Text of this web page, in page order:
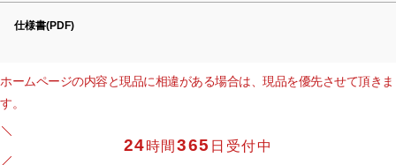
仕様書(PDF)
ホームページの内容と現品に相違がある場合は、現品を優先させて頂きま
す。
24時間365 日受付中